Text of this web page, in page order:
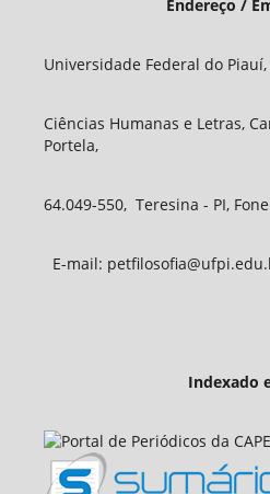
Endereço /
Universidade Federal do Piauí,
Ciências Humanas e Letras,
Portela,
64.049-550, Teresina - PI,
E-mail:
Indexado